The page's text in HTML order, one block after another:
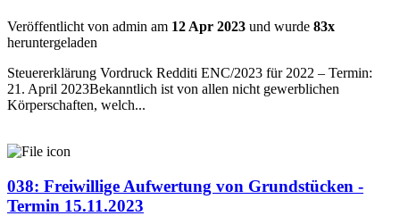
Veröffentlicht von admin am 12 Apr 2023 und wurde 83x
heruntergeladen
Steuererklärung Vordruck Redditi ENC/2023 für 2022 – Termin:
21. April 2023Bekanntlich ist von allen nicht gewerblichen
Körperschaften, welch...
038: Freiwillige Aufwertung von Grundstücken -
Termin 15.11.2023